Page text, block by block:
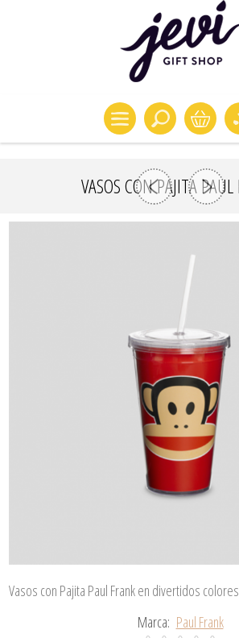
VASOS CON PAJITA
Vasos con Pajita Paul Frank en divertidos
Marca: Paul Frank